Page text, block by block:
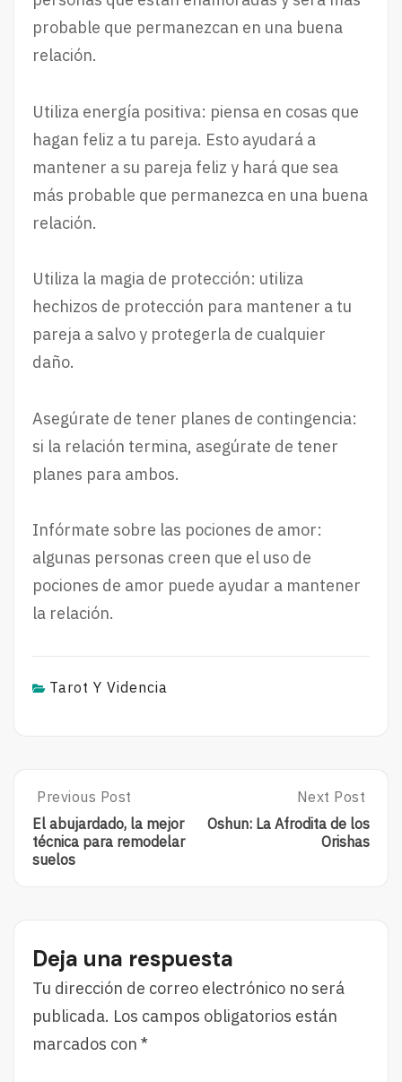
probable que permanezcan en una buena
relación.
Utiliza energía positiva: piensa en cosas que
hagan feliz a tu pareja. Esto ayudará a
mantener a su pareja feliz y hará que sea
más probable que permanezca en una buena
relación.
Utiliza la magia de protección: utiliza
hechizos de protección para mantener a tu
pareja a salvo y protegerla de cualquier
daño.
Asegúrate de tener planes de contingencia:
si la relación termina, asegúrate de tener
planes para ambos.
Infórmate sobre las pociones de amor:
algunas personas creen que el uso de
pociones de amor puede ayudar a mantener
la relación.
Tarot Y Videncia
Post
navigation
Previous
Post:
El
Abujardado,
Suelos
Previous Post
El abujardado, la mejor
técnica para remodelar
suelos
Next
Post:
Oshun:
Next Post
Oshun: La Afrodita de los
Orishas
Deja una respuesta
Tu dirección de correo electrónico no será
publicada. Los campos obligatorios están
marcados con *